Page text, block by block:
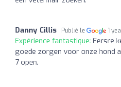
Danny Cillis Publié le 1
Expérience fantastique: Eersre
goede zorgen voor onze hond
7 open.